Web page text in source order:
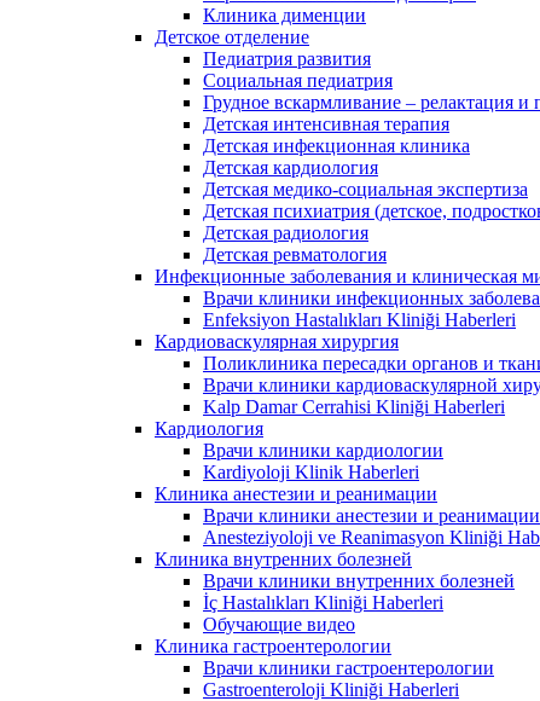
Клиника дименции
Детское отделение
Педиатрия развития
Социальная педиатрия
Грудное вскармливание – релактация
Детская интенсивная терапия
Детская инфекционная клиника
Детская кардиология
Детская медико-социальная экспертиза
Детская психиатрия (детское,
Детская радиология
Детская ревматология
Инфекционные заболевания и клиническая
Врачи клиники инфекционных
Enfeksiyon Hastalıkları Kliniği Haberleri
Кардиоваскулярная хирургия
Поликлиника пересадки органов и
Врачи клиники кардиоваскулярной
Kalp Damar Cerrahisi Kliniği Haberleri
Кардиология
Врачи клиники кардиологии
Kardiyoloji Klinik Haberleri
Клиника анестезии и реанимации
Врачи клиники анестезии и реанимации
Anesteziyoloji ve Reanimasyon Kliniği
Клиника внутренних болезней
Врачи клиники внутренних болезней
İç Hastalıkları Kliniği Haberleri
Обучающие видео
Клиника гастроентерологии
Врачи клиники гастроентерологии
Gastroenteroloji Kliniği Haberleri